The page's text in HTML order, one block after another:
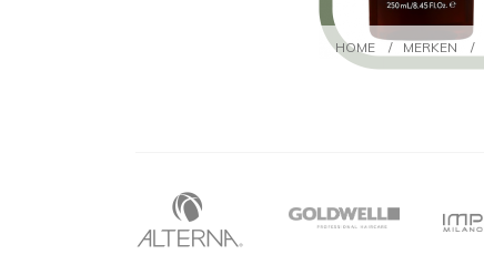
HOME / MERKEN /